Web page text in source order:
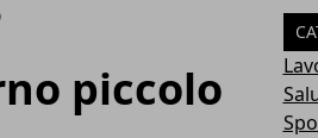
piccolo